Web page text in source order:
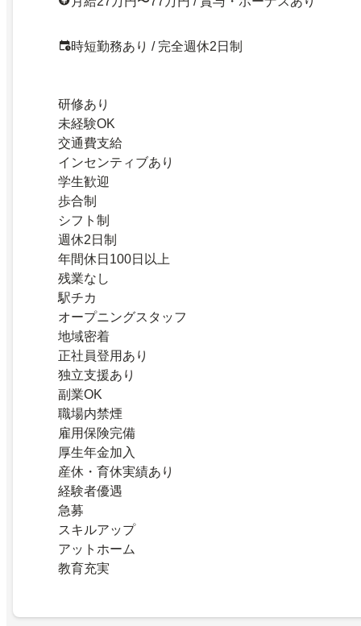
時短勤務あり / 完全週休2日制
研修あり
未経験OK
交通費支給
インセンティブあり
学生歓迎
歩合制
シフト制
週休2日制
年間休日100日以上
残業なし
駅チカ
オープニングスタッフ
地域密着
正社員登用あり
独立支援あり
副業OK
職場内禁煙
雇用保険完備
厚生年金加入
産休・育休実績あり
経験者優遇
急募
スキルアップ
アットホーム
教育充実